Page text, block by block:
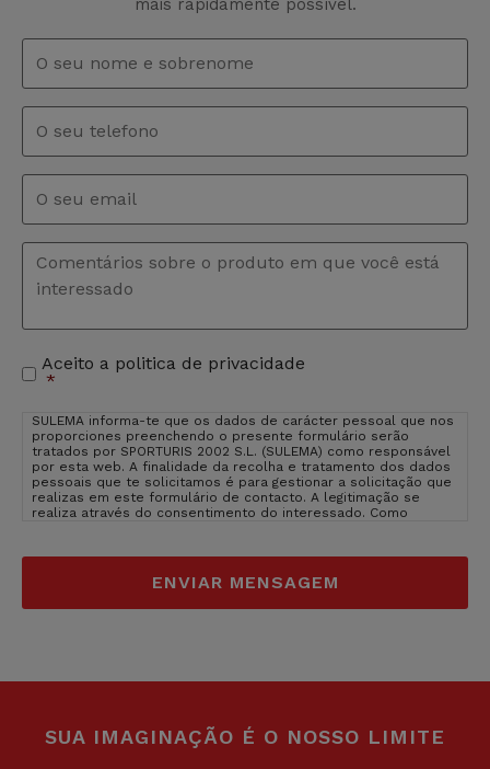
mais rapidamente possível.
sobrenome *
Comentários
Aceitação
de
Aceito a politica de privacidade
*
SULEMA informa-te que os dados de carácter pessoal que nos
proporciones preenchendo o presente formulário serão
tratados por SPORTURIS 2002 S.L. (SULEMA) como responsável
por esta web. A finalidade da recolha e tratamento dos dados
pessoais que te solicitamos é para gestionar a solicitação que
realizas em este formulário de contacto. A legitimação se
realiza através do consentimento do interessado. Como
(provedor de hosting de SULEMA). OVH Hispano está inserido na
EU, em França, um pais cujo nível de protecção são adquados
segundo Comissão da EU.Ver politica de privacidade de OVH
sulema@sulema.es assim como o direito a apresentar uma
na nossa página web: sulemagroup.com assim como consultar a
nossapolitica de privacidade.
SUA IMAGINAÇÃO É O NOSSO LIMITE